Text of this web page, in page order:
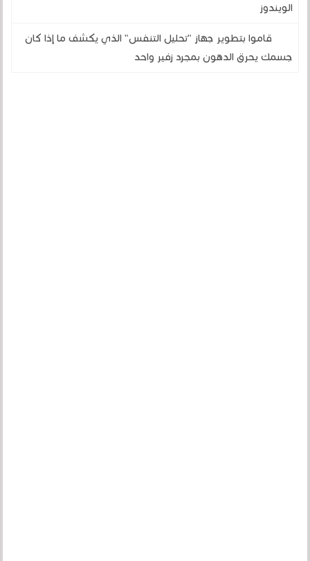
الويندوز
قاموا بتطوير جهاز "تحليل التنفس" الذي يكشف ما إذا كان
جسمك يحرق الدهون بمجرد زفير واحد